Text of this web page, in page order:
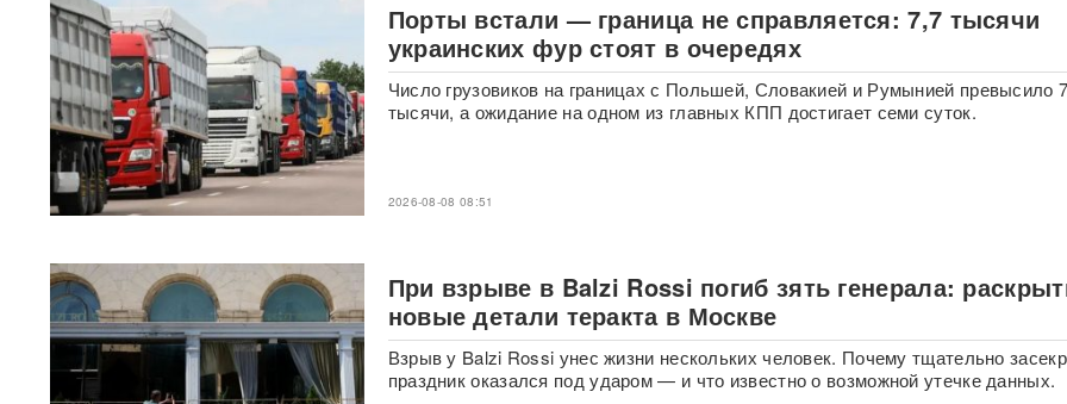
Концерт Димы Билана в
Москве обернулся
скандалом: певцу пришлось
объясняться перед
зрителямиВИДЕО
С баллистикой для Украины:
в РФ прибыло
подразделение ракетчиков
КНДР
Опубликовано откровенное
письмо Дианы Шурыгиной из
СИЗО
Bloomberg: в
киберкомандовании США за
Порты встали — граница не справляется: 7,7 тысячи
украинских фур стоят в очередях
Число грузовиков на границах с Польшей, Словакией и Румынией превысило
тысячи, а ожидание на одном из главных КПП достигает семи суток.
2026-08-08 08:51
При взрыве в Balzi Rossi погиб зять генерала:
новые детали теракта в Москве
Взрыв у Balzi Rossi унес жизни нескольких человек. Почему тщательно
праздник оказался под ударом — и что известно о возможной утечке данных.